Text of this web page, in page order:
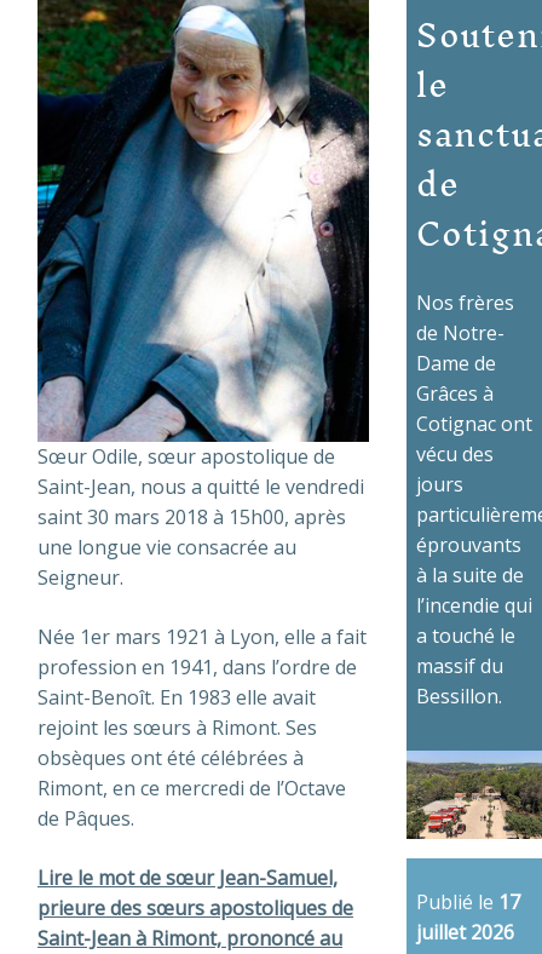
Sœur Odile, sœur apostolique de
Saint-Jean, nous a quitté le vendredi
saint 30 mars 2018 à 15h00, après
une longue vie consacrée au
Seigneur.
Née 1er mars 1921 à Lyon, elle a fait
profession en 1941, dans l’ordre de
Saint-Benoît. En 1983 elle avait
rejoint les sœurs à Rimont. Ses
obsèques ont été célébrées à
Rimont, en ce mercredi de l’Octave
de Pâques.
Lire le mot de sœur Jean-Samuel,
prieure des sœurs apostoliques de
Saint-Jean à Rimont, prononcé au
le
de
Nos frères
de Notre-
Dame de
Grâces à
Cotignac ont
vécu des
jours
éprouvants
à la suite de
l’incendie qui
a touché le
massif du
Bessillon.
Publié le 17
juillet 2026